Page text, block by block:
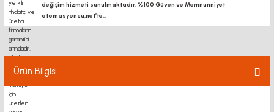
değişim hizmeti sunulmaktadır. %100 Güven ve Memnunniyet
otomasyoncu.net’te...
Ürün Bilgisi